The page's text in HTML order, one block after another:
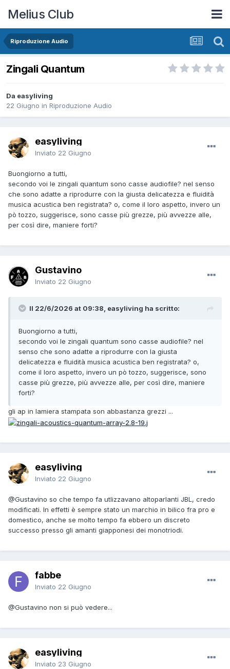
Melius Club
Riproduzione Audio
Zingali Quantum
Da easyliving
22 Giugno in Riproduzione Audio
easyliving
Inviato 22 Giugno
Buongiorno a tutti,
secondo voi le zingali quantum sono casse audiofile? nel senso
che sono adatte a riprodurre con la giusta delicatezza e fluidità
musica acustica ben registrata? o, come il loro aspetto, invero un
pò tozzo, suggerisce, sono casse più grezze, più avvezze alle,
per così dire, maniere forti?
Gustavino
Inviato 22 Giugno
Il 22/6/2026 at 09:38, easyliving ha scritto:
Buongiorno a tutti,
secondo voi le zingali quantum sono casse audiofile? nel
senso che sono adatte a riprodurre con la giusta
delicatezza e fluidità musica acustica ben registrata? o,
come il loro aspetto, invero un pò tozzo, suggerisce, sono
casse più grezze, più avvezze alle, per così dire, maniere
forti?
gli ap in lamiera stampata son abbastanza grezzi ...
easyliving
Inviato 22 Giugno
@Gustavino so che tempo fa utlizzavano altoparlanti JBL, credo
modificati. In effetti è sempre stato un marchio in bilico fra pro e
domestico, anche se molto tempo fa ebbero un discreto
successo presso gli amanti giapponesi dei monotriodi.
fabbe
Inviato 22 Giugno
@Gustavino non si può vedere...
easyliving
Inviato 23 Giugno